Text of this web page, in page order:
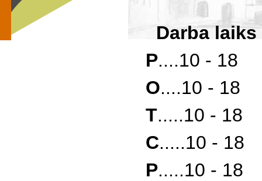
Darba laiks
P....10 - 18
O....10 - 18
T.....10 - 18
C.....10 - 18
P.....10 - 18